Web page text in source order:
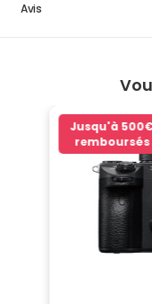
Avis
Jusqu'à
remboursés